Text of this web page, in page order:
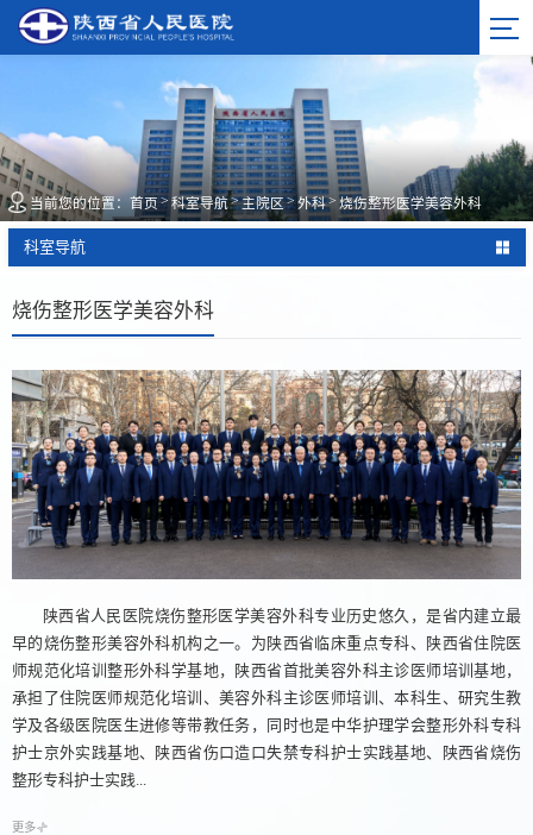
当前您的位置： 首页 > 科室导航>主院区>外科> 烧伤整形医学美容外科
科室导航
烧伤整形医学美容外科
陕西省人民医院烧伤整形医学美容外科专业历史悠久，是省内建立最
早的烧伤整形美容外科机构之一。为陕西省临床重点专科、陕西省住院医
师规范化培训整形外科学基地，陕西省首批美容外科主诊医师培训基地，
承担了住院医师规范化培训、美容外科主诊医师培训、本科生、研究生教
学及各级医院医生进修等带教任务，同时也是中华护理学会整形外科专科
护士京外实践基地、陕西省伤口造口失禁专科护士实践基地、陕西省烧伤
整形专科护士实践...
更多